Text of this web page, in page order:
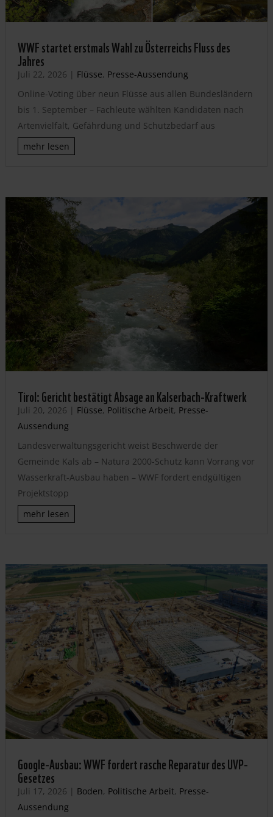
WWF startet erstmals Wahl zu Österreichs Fluss des
Jahres
Juli 22, 2026 | Flüsse, Presse-Aussendung
Online-Voting über neun Flüsse aus allen Bundesländern
bis 1. September – Fachleute wählten Kandidaten nach
Artenvielfalt, Gefährdung und Schutzbedarf aus
mehr lesen
Tirol: Gericht bestätigt Absage an Kalserbach-Kraftwerk
Juli 20, 2026 | Flüsse, Politische Arbeit, Presse-
Aussendung
Landesverwaltungsgericht weist Beschwerde der
Gemeinde Kals ab – Natura 2000-Schutz kann Vorrang vor
Wasserkraft-Ausbau haben – WWF fordert endgültigen
Projektstopp
mehr lesen
Google-Ausbau: WWF fordert rasche Reparatur des UVP-
Gesetzes
Juli 17, 2026 | Boden, Politische Arbeit, Presse-
Aussendung